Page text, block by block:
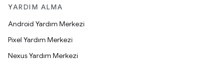
YARDIM ALMA
Android Yardım Merkezi
Pixel Yardım Merkezi
Nexus Yardım Merkezi